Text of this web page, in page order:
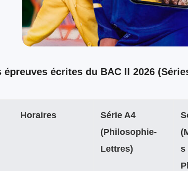
écrites du BAC II 2026
Horaires
Série A4
(Philosophie-
Lettres)
s